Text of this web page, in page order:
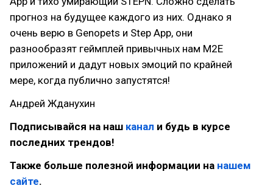
прогноз на будущее каждого из них. Однако я
очень верю в Genopets и Step App, они
разнообразят геймплей привычных нам M2E
приложений и дадут новых эмоций по крайней
мере, когда публично запустятся!
Андрей Жданухин
Подписывайся на наш канал и будь в курсе
последних трендов!
Также больше полезной информации на нашем
сайте.